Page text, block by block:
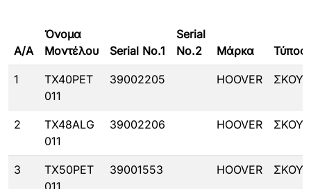
A/A
Όνομα
Μοντέλου
Serial No.1
Serial
No.2
Μάρκα Τύπος
1
TX40PET
011
39002205 HOOVER
2
TX48ALG
011
39002206 HOOVER
3
TX50PET
011
39001553 HOOVER